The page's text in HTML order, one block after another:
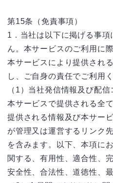
第15条（免責事項）
1．当社は以下に掲げる事
ん。本サービスのご利用に
本サービスにより提供され
し、ご自身の責任でご利用く
（1）当社発信情報及び配
本サービスで提供される全
提供される情報及び本サー
が管理又は運営するリンク
を含みます。以下、本項に
関する、有用性、適合性、
安全性、合法性、道徳性、